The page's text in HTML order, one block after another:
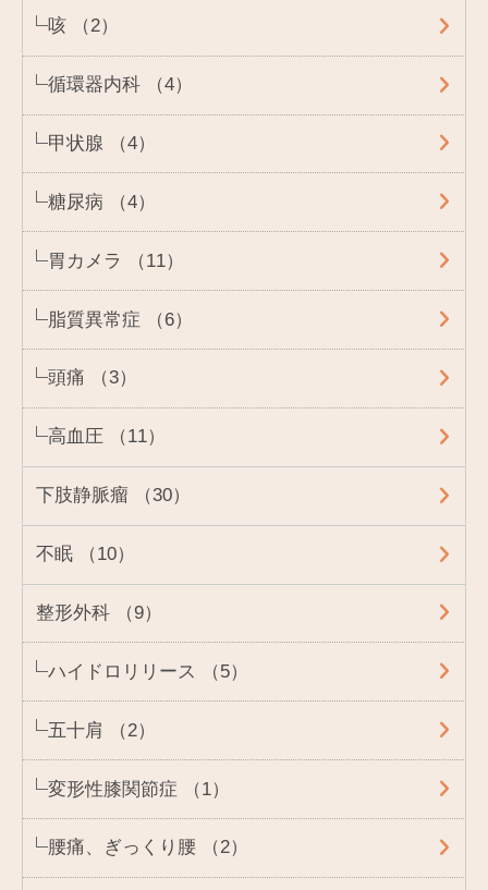
咳 （2）
循環器内科 （4）
甲状腺 （4）
糖尿病 （4）
胃カメラ （11）
脂質異常症 （6）
頭痛 （3）
高血圧 （11）
下肢静脈瘤 （30）
不眠 （10）
整形外科 （9）
ハイドロリリース （5）
五十肩 （2）
変形性膝関節症 （1）
腰痛、ぎっくり腰 （2）